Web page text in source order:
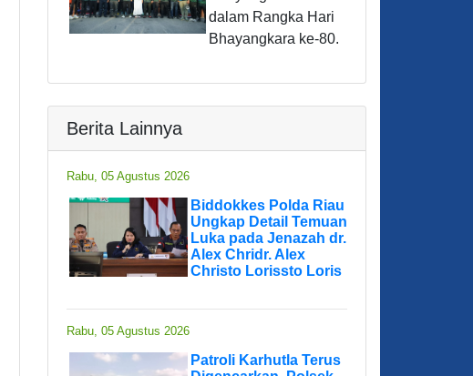
dalam Rangka Hari
Bhayangkara ke-80.
Berita Lainnya
Rabu, 05 Agustus 2026
Biddokkes Polda Riau
Ungkap Detail Temuan
Luka pada Jenazah dr.
Alex Chridr. Alex
Christo Lorissto Loris
Rabu, 05 Agustus 2026
Patroli Karhutla Terus